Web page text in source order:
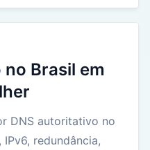
Brasil em
DNS autoritativo no
redundância,